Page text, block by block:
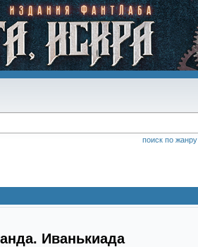
поиск по жанру
Иванькиада